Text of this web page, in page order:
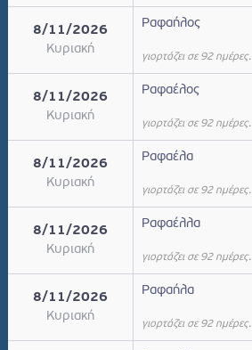
8/11/2026
Κυριακή
Ραφαήλος
γιορτάζει σε 92 ημέρες.
8/11/2026
Κυριακή
Ραφαέλος
γιορτάζει σε 92 ημέρες.
8/11/2026
Κυριακή
Ραφαέλα
γιορτάζει σε 92 ημέρες.
8/11/2026
Κυριακή
Ραφαέλλα
γιορτάζει σε 92 ημέρες.
8/11/2026
Κυριακή
Ραφαήλα
γιορτάζει σε 92 ημέρες.